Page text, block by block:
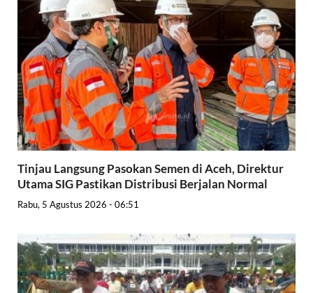
Tinjau Langsung Pasokan Semen di Aceh, Direktur
Utama SIG Pastikan Distribusi Berjalan Normal
Rabu, 5 Agustus 2026 - 06:51